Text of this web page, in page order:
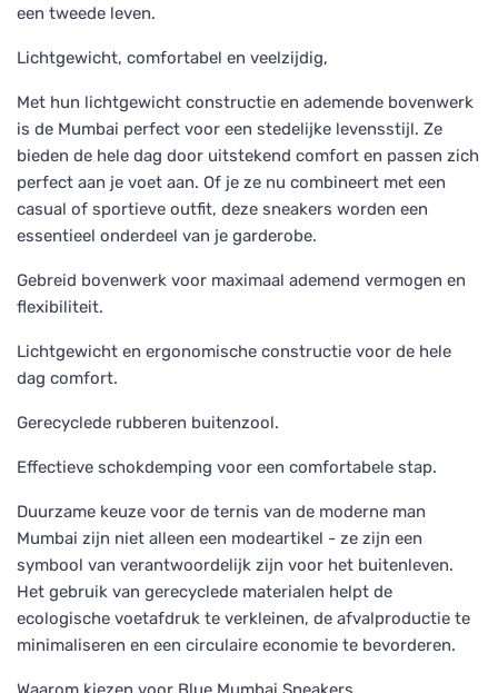
een tweede leven.
Lichtgewicht, comfortabel en veelzijdig,
Met hun lichtgewicht constructie en ademende bovenwerk
is de Mumbai perfect voor een stedelijke levensstijl. Ze
bieden de hele dag door uitstekend comfort en passen zich
perfect aan je voet aan. Of je ze nu combineert met een
casual of sportieve outfit, deze sneakers worden een
essentieel onderdeel van je garderobe.
Gebreid bovenwerk voor maximaal ademend vermogen en
flexibiliteit.
Lichtgewicht en ergonomische constructie voor de hele
dag comfort.
Gerecyclede rubberen buitenzool.
Effectieve schokdemping voor een comfortabele stap.
Duurzame keuze voor de ternis van de moderne man
Mumbai zijn niet alleen een modeartikel - ze zijn een
symbool van verantwoordelijk zijn voor het buitenleven.
Het gebruik van gerecyclede materialen helpt de
ecologische voetafdruk te verkleinen, de afvalproductie te
minimaliseren en een circulaire economie te bevorderen.